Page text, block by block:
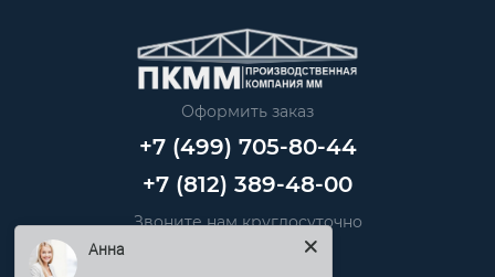
Оформить заказ
+7 (499) 705-80-44
+7 (812) 389-48-00
Звоните нам круглосуточно
info@pkmm.ru
Анна